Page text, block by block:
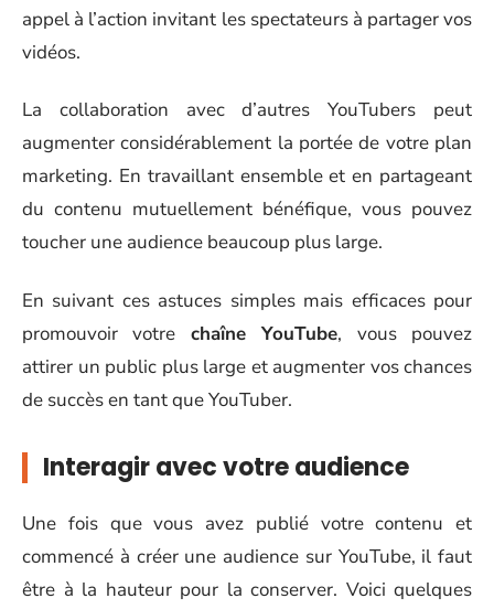
appel à l’action invitant les spectateurs à partager vos
vidéos.
La collaboration avec d’autres YouTubers peut
augmenter considérablement la portée de votre plan
marketing. En travaillant ensemble et en partageant
du contenu mutuellement bénéfique, vous pouvez
toucher une audience beaucoup plus large.
En suivant ces astuces simples mais efficaces pour
promouvoir votre chaîne YouTube, vous pouvez
attirer un public plus large et augmenter vos chances
de succès en tant que YouTuber.
Interagir avec votre audience
Une fois que vous avez publié votre contenu et
commencé à créer une audience sur YouTube, il faut
être à la hauteur pour la conserver. Voici quelques